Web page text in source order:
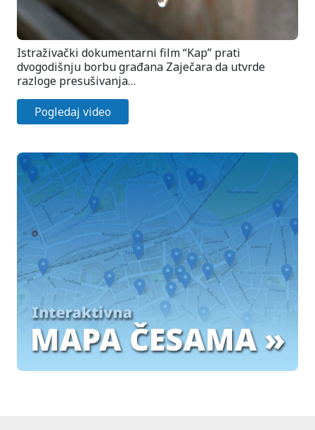
Istraživački dokumentarni film “Kap” prati
dvogodišnju borbu građana Zaječara da utvrde
razloge presušivanja…
Pogledaj video